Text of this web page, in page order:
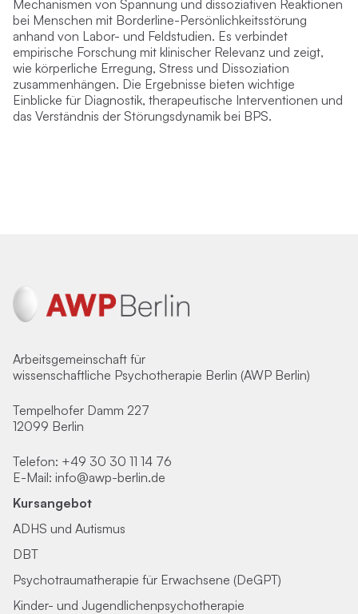
Mechanismen von Spannung und dissoziativen Reaktionen
bei Menschen mit Borderline-Persönlichkeitsstörung
anhand von Labor- und Feldstudien. Es verbindet
empirische Forschung mit klinischer Relevanz und zeigt,
wie körperliche Erregung, Stress und Dissoziation
zusammenhängen. Die Ergebnisse bieten wichtige
Einblicke für Diagnostik, therapeutische Interventionen und
das Verständnis der Störungsdynamik bei BPS.
Arbeitsgemeinschaft für
wissenschaftliche Psychotherapie Berlin (AWP Berlin)
Tempelhofer Damm 227
12099 Berlin
Telefon: +49 30 30 11 14 76
E-Mail: info@awp-berlin.de
Kursangebot
ADHS und Autismus
DBT
Psychotraumatherapie für Erwachsene (DeGPT)
Kinder- und Jugendlichenpsychotherapie